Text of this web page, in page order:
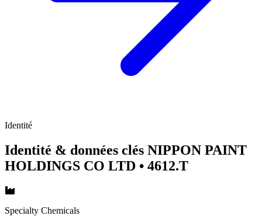
Identité
Identité & données clés NIPPON PAINT
HOLDINGS CO LTD • 4612.T
Specialty Chemicals